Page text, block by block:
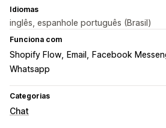
Idiomas
inglês, espanhole português (Brasil)
Funciona com
Shopify Flow Email Facebook
Whatsapp
Categorias
Chat